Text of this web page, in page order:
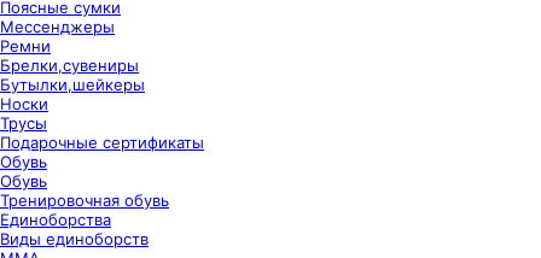
Поясные сумки
Мессенджеры
Ремни
Брелки,сувениры
Бутылки,шейкеры
Носки
Трусы
Подарочные сертификаты
Обувь
Обувь
Тренировочная обувь
Единоборства
Виды единоборств